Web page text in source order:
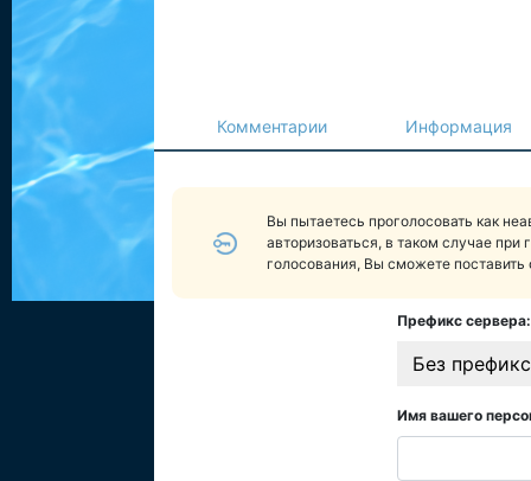
Комментарии Информация
Вы пытаетесь проголосовать как
авторизоваться, в таком случае при
голосования, Вы сможете поставить
Префикс сервера:
Без
Имя вашего